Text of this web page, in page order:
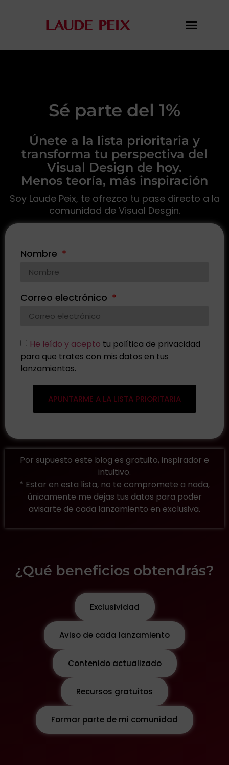
Sé parte del 1%
Únete a la lista prioritaria y
transforma tu perspectiva del
Visual Design de hoy.
Menos teoría, más inspiración
Soy Laude Peix, te ofrezco tu pase directo a la
comunidad de Visual Desgin.
Nombre
Correo electrónico
He leído y acepto tu política de privacidad
para que trates con mis datos en tus
lanzamientos.
APUNTARME A LA LISTA PRIORITARIA
Por supuesto este blog es gratuito, inspirador e
intuitivo.
* Estar en esta lista, no te compromete a nada,
únicamente me dejas tus datos para poder
avisarte de cada lanzamiento en exclusiva.
¿Qué beneficios obtendrás?
Exclusividad
Aviso de cada lanzamiento
Contenido actualizado
Recursos gratuitos
Formar parte de mi comunidad